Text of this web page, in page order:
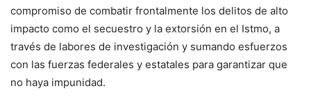
compromiso de combatir frontalmente los delitos de alto
impacto como el secuestro y la extorsión en el Istmo, a
través de labores de investigación y sumando esfuerzos
con las fuerzas federales y estatales para garantizar que
no haya impunidad.